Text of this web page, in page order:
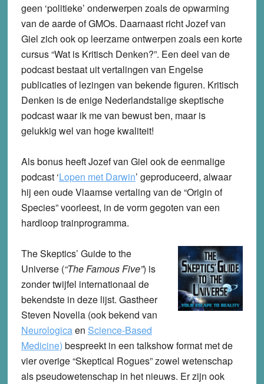
geen ‘politieke’ onderwerpen zoals de opwarming
van de aarde of GMOs. Daarnaast richt Jozef van
Giel zich ook op leerzame ontwerpen zoals een korte
cursus “Wat is Kritisch Denken?”. Een deel van de
podcast bestaat uit vertalingen van Engelse
publicaties of lezingen van bekende figuren. Kritisch
Denken is de enige Nederlandstalige skeptische
podcast waar ik me van bewust ben, maar is
gelukkig wel van hoge kwaliteit!
Als bonus heeft Jozef van Giel ook de eenmalige
podcast ‘Lopen met Darwin’ geproduceerd, alwaar
hij een oude Vlaamse vertaling van de “Origin of
Species” voorleest, in de vorm gegoten van een
hardloop trainprogramma.
The Skeptics’ Guide to the
Universe(“The Famous Five”) is
zonder twijfel internationaal de
bekendste in deze lijst. Gastheer
Steven Novella (ook bekend van
Neurologicaen Science-Based
Medicine) bespreekt in een talkshow format met de
vier overige “Skeptical Rogues” zowel wetenschap
als pseudowetenschap in het nieuws. Er zijn ook